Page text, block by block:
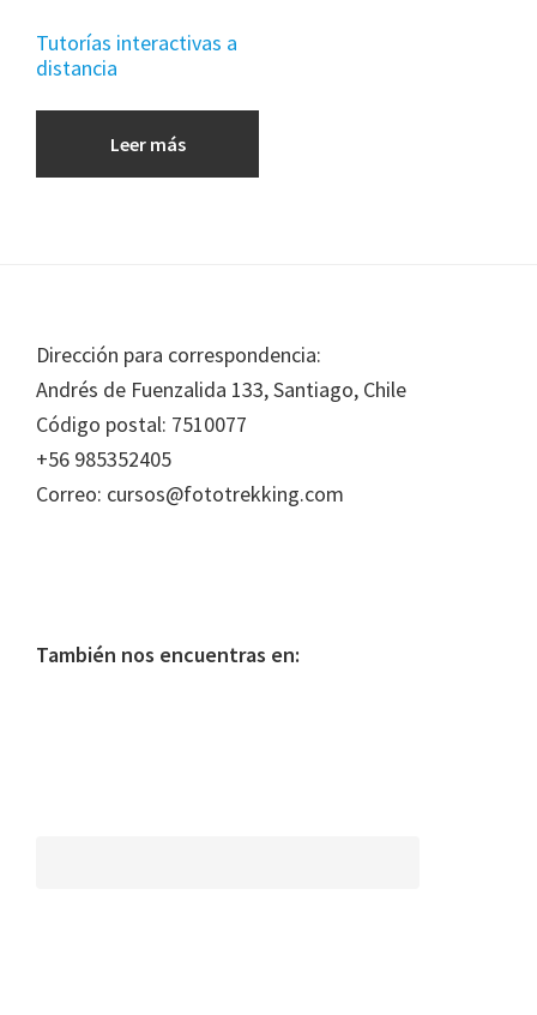
Tutorías interactivas a
distancia
Leer más
Footer
Dirección para correspondencia:
Andrés de Fuenzalida 133, Santiago, Chile
Código postal: 7510077
+56 985352405
Correo: cursos@fototrekking.com
También nos encuentras en: